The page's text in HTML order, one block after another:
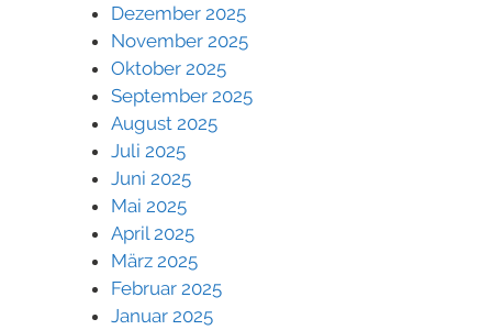
Dezember 2025
November 2025
Oktober 2025
September 2025
August 2025
Juli 2025
Juni 2025
Mai 2025
April 2025
März 2025
Februar 2025
Januar 2025